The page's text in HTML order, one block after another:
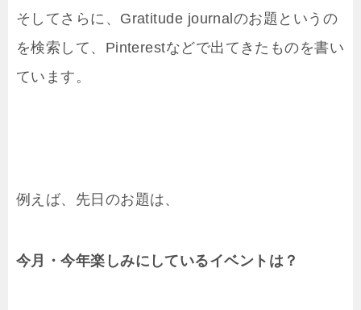
そしてさらに、Gratitude journalのお題というの
を検索して、Pinterestなどで出てきたものを書い
ています。
例えば、先日のお題は、
今月・今年楽しみにしているイベントは？